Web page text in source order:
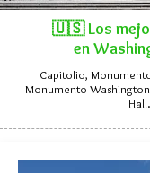
🇺🇸 Los
en
Capitolio,
Monumento